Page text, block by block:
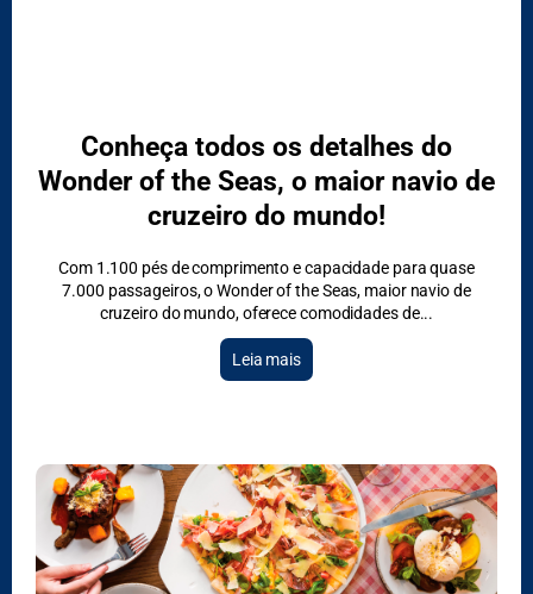
Conheça todos os detalhes do
Wonder of the Seas, o maior navio de
cruzeiro do mundo!
Com 1.100 pés de comprimento e capacidade para quase
7.000 passageiros, o Wonder of the Seas, maior navio de
cruzeiro do mundo, oferece comodidades de
Leia mais